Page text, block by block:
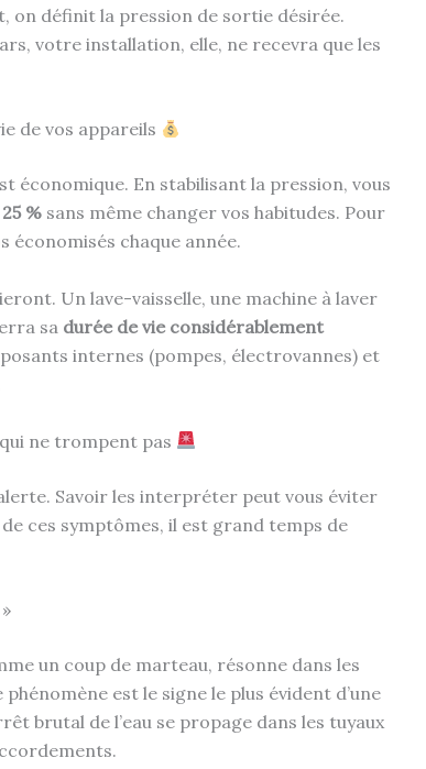
on définit la pression de sortie désirée.
votre installation, elle, ne recevra que les
de vos appareils
économique. En stabilisant la pression, vous
% sans même changer vos habitudes. Pour
économisés chaque année.
Un lave-vaisselle, une machine à laver
sa durée de vie considérablement
internes (pompes, électrovannes) et
ne trompent pas
Savoir les interpréter peut vous éviter
ces symptômes, il est grand temps de
un coup de marteau, résonne dans les
phénomène est le signe le plus évident d’une
brutal de l’eau se propage dans les tuyaux